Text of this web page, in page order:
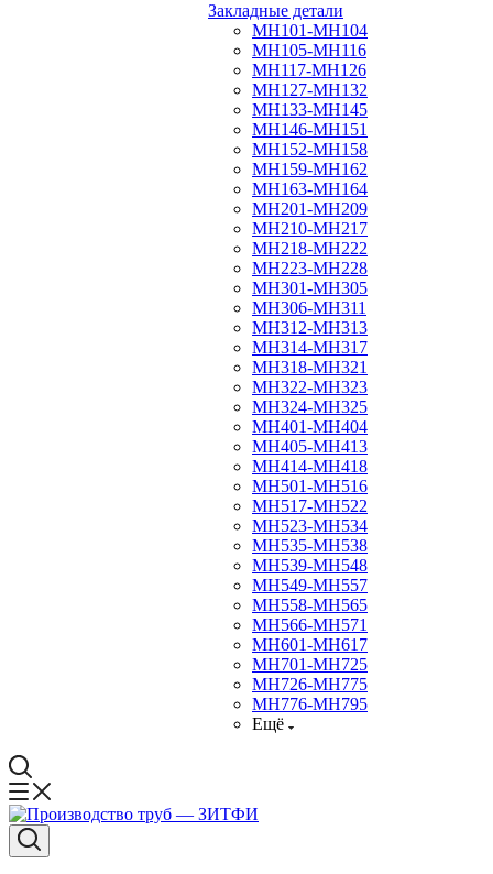
Закладные детали
МН101-МН104
МН105-МН116
МН117-МН126
МН127-МН132
МН133-МН145
МН146-МН151
МН152-МН158
МН159-МН162
МН163-МН164
МН201-МН209
МН210-МН217
МН218-МН222
МН223-МН228
МН301-МН305
МН306-МН311
МН312-МН313
МН314-МН317
МН318-МН321
МН322-МН323
МН324-МН325
МН401-МН404
МН405-МН413
МН414-МН418
МН501-МН516
МН517-МН522
МН523-МН534
МН535-МН538
МН539-МН548
МН549-МН557
МН558-МН565
МН566-МН571
МН601-МН617
МН701-МН725
МН726-МН775
МН776-МН795
Ещё